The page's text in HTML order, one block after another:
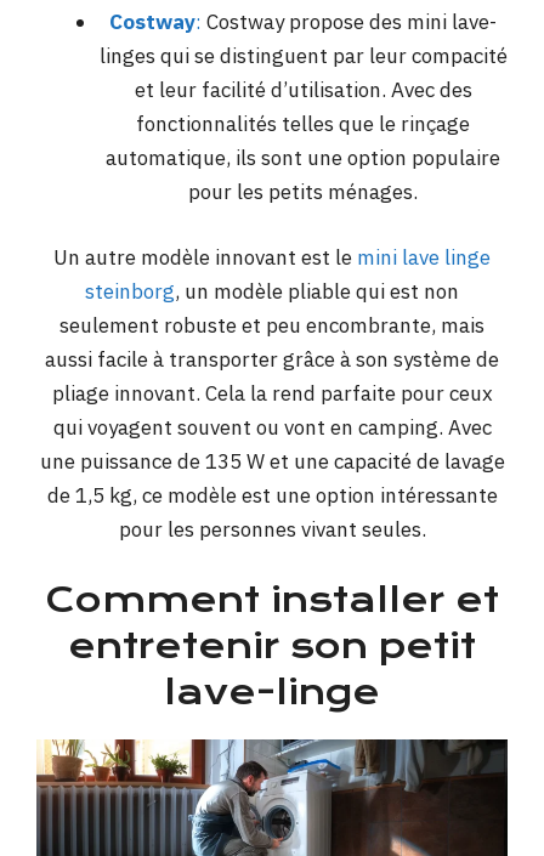
Costway: Costway propose des mini lave-
linges qui se distinguent par leur compacité
et leur facilité d’utilisation. Avec des
fonctionnalités telles que le rinçage
automatique, ils sont une option populaire
pour les petits ménages​.
Un autre modèle innovant est le mini lave linge
steinborg, un modèle pliable qui est non
seulement robuste et peu encombrante, mais
aussi facile à transporter grâce à son système de
pliage innovant. Cela la rend parfaite pour ceux
qui voyagent souvent ou vont en camping. Avec
une puissance de 135 W et une capacité de lavage
de 1,5 kg, ce modèle est une option intéressante
pour les personnes vivant seules.
Comment installer et
entretenir son petit
lave-linge